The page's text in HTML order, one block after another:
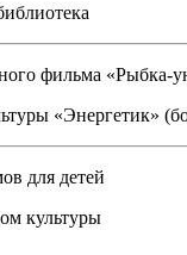
фильма «Рыбка-
«Энергетик»
для детей
культуры